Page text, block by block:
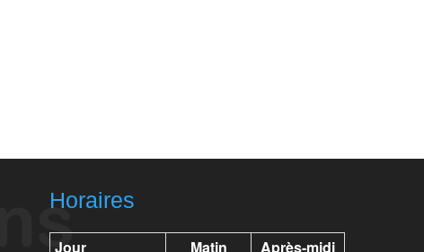
Horaires
Jour Matin Après-midi